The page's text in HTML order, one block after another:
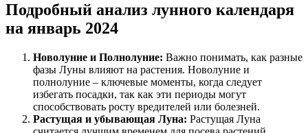
Подробный анализ лунного календаря
на январь 2024
Новолуние и Полнолуние: Важно понимать, как разные
фазы Луны влияют на растения. Новолуние и
полнолуние – ключевые моменты, когда следует
избегать посадки, так как эти периоды могут
способствовать росту вредителей или болезней.
Растущая и убывающая Луна: Растущая Луна